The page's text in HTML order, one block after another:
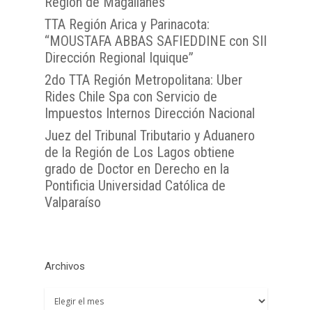
TTA Región Arica y Parinacota:
“MOUSTAFA ABBAS SAFIEDDINE con SII
Dirección Regional Iquique”
2do TTA Región Metropolitana: Uber
Rides Chile Spa con Servicio de
Impuestos Internos Dirección Nacional
Juez del Tribunal Tributario y Aduanero
de la Región de Los Lagos obtiene
grado de Doctor en Derecho en la
Pontificia Universidad Católica de
Valparaíso
Archivos
Archivos
Antofagasta
TTA de la Región de
TTA de la Región de
Coquimbo
Metropolitana
TTA de la Región del
O`Higgins
TTA de la Región del
TTA de la Región de
Araucanía
TTA de la Región de
TTA de la Región de
Lagos
TTA de la Región de
del General Carlos
Campo
Atención Soporte
Lunes a Viernes entre
08:00 a 17:00